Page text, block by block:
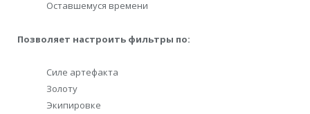
Оставшемуся времени
Позволяет настроить фильтры по:
Силе артефакта
Золоту
Экипировке